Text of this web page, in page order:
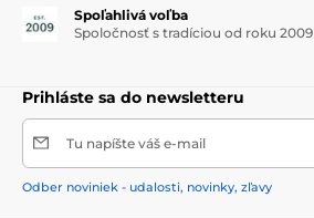
Spoľahlivá voľba
Spoločnosť s tradíciou od roku 2009
Prihláste sa do newsletteru
Tu napíšte váš e-mail
Odber noviniek - udalosti, novinky, zľavy